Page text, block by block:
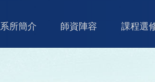
系所簡介 師資陣容 課程選